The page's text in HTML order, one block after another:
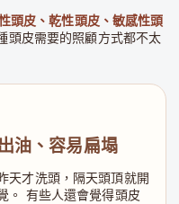
頭皮、乾性頭皮、敏感性頭
頭皮需要的照顧方式都不太
油、容易扁塌
天才洗頭，隔天頭頂就開
。 有些人還會覺得頭皮